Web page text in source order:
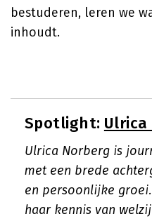
bestuderen, leren we
inhoudt.
Spotlight: Ulrica
Ulrica Norberg is
met een brede
en persoonlijke
haar kennis van